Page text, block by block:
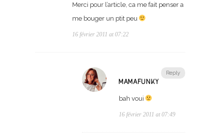
Merci pour l’article, ca me fait penser a
me bouger un ptit peu
16 février 2011 at 07:22
Reply
MAMAFUNKY
bah voui
16 février 2011 at 07:49